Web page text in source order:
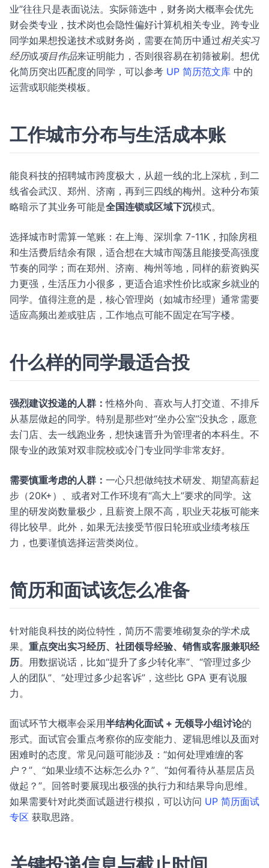
业”往往只是表面说法。实际筛选中，财务岗大概率会优先
财会类专业，技术岗也会隐性偏好计算机相关专业。跨专业
同学如果想投递技术或财务岗，需要在简历中通过相关实习
经历或项目作品来证明能力，否则很容易在初筛被刷。想优
化简历突出匹配度的同学，可以参考 UP 简历范文库 中的
运营或职能类模板。
工作城市分布与生活成本账
能良科技的招聘城市跨度极大，从超一线的北上深杭，到二
线省会武汉、郑州、济南，再到三四线的梅州。这种分布策
略暗示了其业务可能是全国连锁或区域下沉模式。
选择城市时需算一笔账：在上海、深圳拿 7-11K，扣除房租
和生活费后结余有限，适合想在大城市闯荡且能接受高强度
节奏的同学；而在郑州、济南、梅州等地，同样的薪资购买
力更强，生活压力小很多，更适合追求性价比或家乡就业的
同学。值得注意的是，核心管理岗（如城市经理）通常需要
适应高频出差或驻店，工作地点可能不固定在写字楼。
什么样的同学最适合投
强烈建议投递的人群：性格外向、喜欢与人打交道、不排斥
从基层做起的同学。特别是那些对“坐办公室”没执念，愿意
去门店、去一线跑业务，想快速晋升为管理者的本科生。不
限专业的政策对双非院校或冷门专业同学非常友好。
需要慎重考虑的人群： 一心只想做纯技术研发、期望高薪起
步（20K+）、或者对工作环境有“高大上”要求的同学。这
里的研发岗数量极少，且薪资上限不高，职业天花板可能来
得比较早。此外，如果无法接受节假日轮班或业绩考核压
力，也要谨慎选择运营类岗位。
简历和面试该怎么准备
针对能良科技的岗位特性，简历不需要堆砌复杂的学术成
果。 重点突出实习经历、社团领导经验、销售或客服兼职经
历。用数据说话，比如“提升了多少转化率”、“管理过多少
人的团队”、“处理过多少起客诉”，这些比 GPA 更有说服
力。
面试环节大概率会采用半结构化面试 + 无领导小组讨论的
形式。面试官会重点考察你的应变能力、逻辑思维以及面对
困难时的态度。常见问题可能涉及：“如何处理难缠的客
户？”、“如果业绩不达标怎么办？”、“如何看待从基层店员
做起？”。回答时要展现出极强的执行力和结果导向思维。
如果需要针对此类面试题进行模拟，可以访问 UP 简历面试
专区 获取思路。